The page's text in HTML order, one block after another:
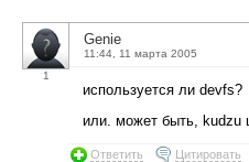
1
Genie
11:44, 11 марта 2005
используется ли devfs?
или. может быть, kudzu
Ответить Цитировать